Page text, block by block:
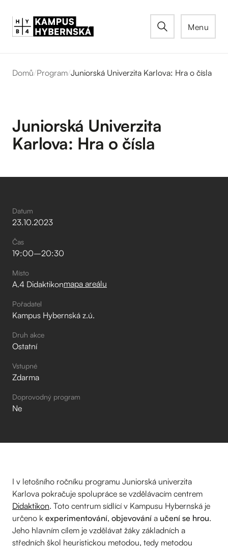
Menu
Domů/Program/Juniorská Univerzita Karlova: Hra o čísla
Juniorská Univerzita
Karlova: Hra o čísla
Datum
23.10.2023
Čas
19:00–⁠20:30
Místo
A.4 Didaktikonmapa areálu
Pořadatel
Kampus Hybernská z.ú.
Druh akce
Ostatní
Vstupné
Zdarma
Doprovodný program
Ne
I v letošního ročníku programu Juniorská univerzita
Karlova pokračuje spolupráce se vzdělávacím centrem
Didaktikon. Toto centrum sídlící v Kampusu Hybernská je
určeno k experimentování, objevování a učení se hrou.
Jeho hlavním cílem je vzdělávat žáky základních a
středních škol heuristickou metodou, tedy metodou